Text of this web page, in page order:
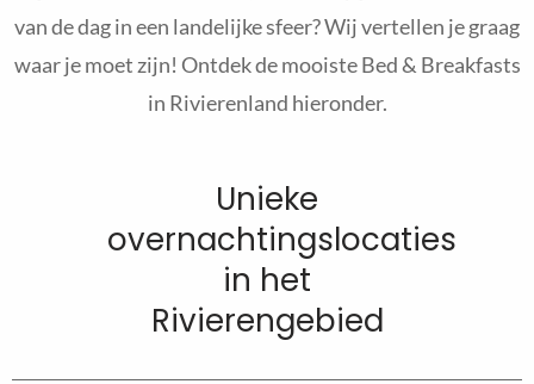
van de dag in een landelijke sfeer? Wij vertellen je graag
waar je moet zijn! Ontdek de mooiste Bed & Breakfasts
in Rivierenland hieronder.
Unieke
overnachtingslocaties
in het
Rivierengebied